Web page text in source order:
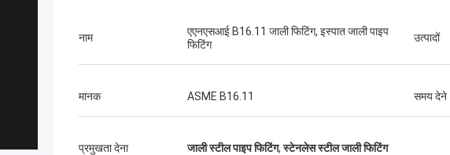
नाम
एएनएसआई B16.11 जाली फिटिंग, इस्पात जाली पाइप
फिटिंग
उत्पादों
मानक ASME B16.11 समय देने
प्रमुखता देना जाली स्टील पाइप फिटिंग,स्टेनलेस स्टील जाली फिटिंग